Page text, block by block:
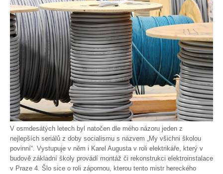
V osmdesátých letech byl natočen dle mého názoru jeden z
nejlepších seriálů z doby socialismu s názvem „My všichni školou
povinní“. Vystupuje v něm i Karel Augusta v roli elektrikáře, který v
budově základní školy provádí montáž či rekonstrukci elektroinstalace
v Praze 4. Šlo sice o roli zápornou, kterou tento mistr hereckého